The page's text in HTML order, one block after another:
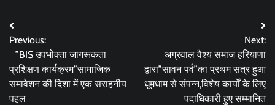
Post
navigation
Previous:
”BIS उपभोक्ता जागरूकता
प्रशिक्षण कार्यक्रम”सामाजिक
समावेशन की दिशा में एक सराहनीय
पहल
Next:
अग्रवाल वैश्य समाज हरियाणा
द्वारा”सावन पर्व”का प्रथम सत्र हुआ
धूमधाम से संपन्न,विशेष कार्यों के लिए
पदाधिकारी हुए सम्मानित